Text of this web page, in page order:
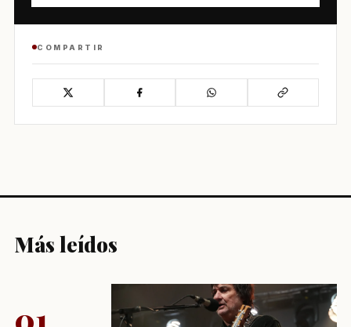
COMPARTIR
Más leídos